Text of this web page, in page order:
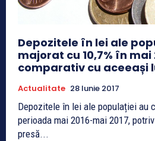
Depozitele în lei ale
majorat cu 10,7% în mai
comparativ cu aceeași
Actualitate 28 Iunie 2017
Depozitele în lei ale populației au
perioada mai 2016-mai 2017,
presă...